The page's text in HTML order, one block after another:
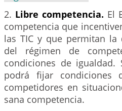
2. Libre competencia. El
competencia que
las TIC y que permitan la
del régimen de
condiciones de
podrá fijar
competidores en
sana competencia.